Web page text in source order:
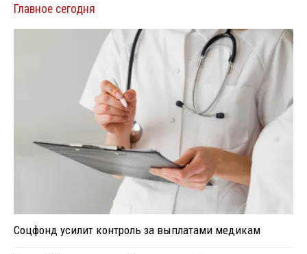
Главное сегодня
Соцфонд усилит контроль за выплатами медикам